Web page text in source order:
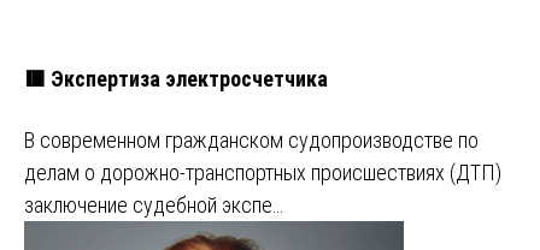
🟥 Экспертиза электросчетчика
В современном гражданском судопроизводстве по
делам о дорожно-транспортных происшествиях (ДТП)
заключение судебной экспе…